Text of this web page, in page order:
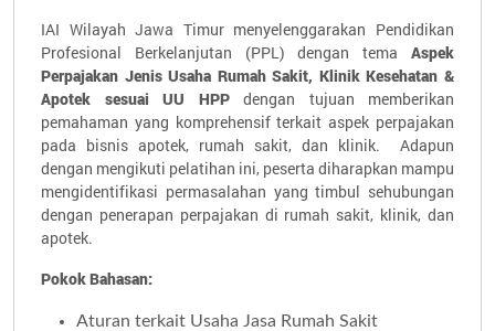
IAI Wilayah Jawa Timur menyelenggarakan Pendidikan
Profesional Berkelanjutan (PPL) dengan tema Aspek
Perpajakan Jenis Usaha Rumah Sakit, Klinik Kesehatan &
Apotek sesuai UU HPP dengan tujuan memberikan
pemahaman yang komprehensif terkait aspek perpajakan
pada bisnis apotek, rumah sakit, dan klinik. Adapun
dengan mengikuti pelatihan ini, peserta diharapkan mampu
mengidentifikasi permasalahan yang timbul sehubungan
dengan penerapan perpajakan di rumah sakit, klinik, dan
apotek.
Pokok Bahasan:
Aturan terkait Usaha Jasa Rumah Sakit